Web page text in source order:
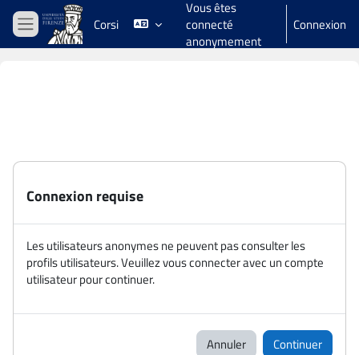
Passer au contenu principal
Panneau latéral
Corsi
Vous êtes
connecté
anonymement
Connexion
Connexion requise
Les utilisateurs anonymes ne peuvent pas consulter les
profils utilisateurs. Veuillez vous connecter avec un compte
utilisateur pour continuer.
Annuler Continuer